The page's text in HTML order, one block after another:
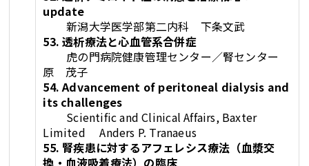
update
新潟大学医学部第二内科 下条文武
53. 透析療法と心血管系合併症
虎の門病院健康管理センター／腎センター
原 茂子
54. Advancement of peritoneal dialysis and
its challenges
Scientific and Clinical Affairs, Baxter
Limited Anders P. Tranaeus
55. 腎疾患に対するアフェレシス療法（血漿交
換・血液吸着療法）の臨床